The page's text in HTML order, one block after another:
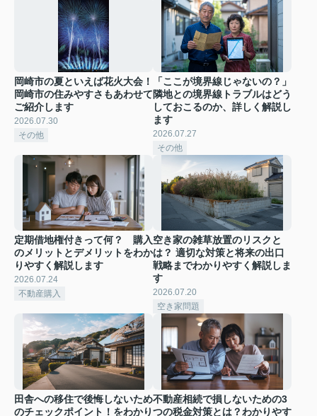
岡崎市の夏といえば花火大会！
岡崎市の住みやすさもあわせて
ご紹介します
2026.07.30
その他
「ここが境界線じゃないの？」
隣地との境界線トラブルはどう
しておこるのか、詳しく解説し
ます
2026.07.27
その他
定期借地権付きって何？ 購入
のメリットとデメリットをわか
りやすく解説します
2026.07.24
不動産購入
空き家の雑草放置のリスクと
は？ 適切な対策と将来の出口
戦略までわかりやすく解説しま
す
2026.07.20
空き家問題
田舎への移住で後悔しないため
のチェックポイント！をわかり
不動産相続で損しないための3
つの税金対策とは？わかりやす